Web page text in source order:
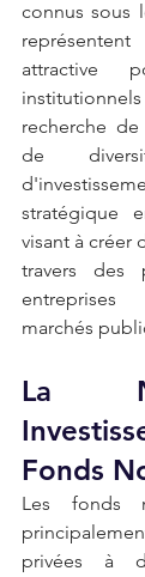
connus sous
attractive
recherche
de
stratégique
visant à créer
travers des
marchés
La
Fonds
Les fonds
privées à